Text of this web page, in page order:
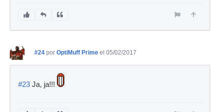
#24 por OptiMuff Prime el 05/02/2017
#23 Ja, ja!!!